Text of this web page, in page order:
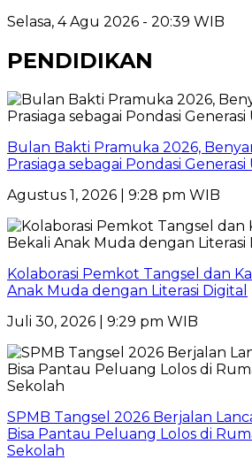
Selasa, 4 Agu 2026 - 20:39 WIB
PENDIDIKAN
Bulan Bakti Pramuka 2026,
Prasiaga sebagai Pondasi Generasi
Agustus 1, 2026 | 9:28 pm WIB
Kolaborasi Pemkot Tangsel dan
Anak Muda dengan Literasi Digital
Juli 30, 2026 | 9:29 pm WIB
SPMB Tangsel 2026 Berjalan
Bisa Pantau Peluang Lolos di
Sekolah